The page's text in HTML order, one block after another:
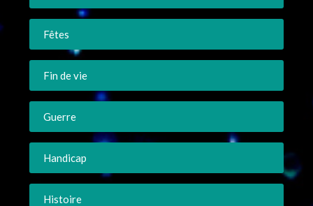
Fêtes
Fin de vie
Guerre
Handicap
Histoire